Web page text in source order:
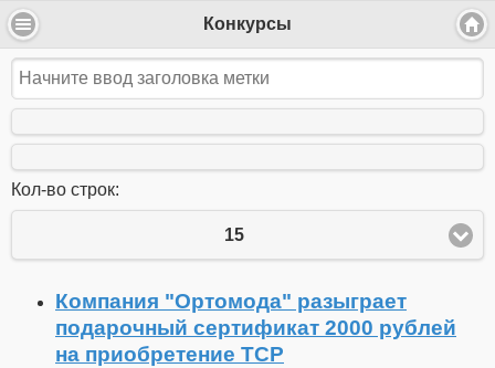
Конкурсы
Кол-во строк:
15
Компания "Ортомода" разыграет
подарочный сертификат 2000 рублей
на приобретение ТСР